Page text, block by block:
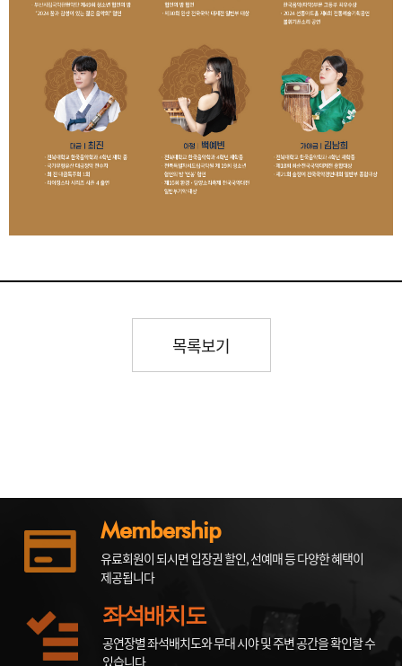
목록보기
Membership
유료회원이 되시면 입장권 할인, 선예매 등 다양한 혜택이
제공됩니다
좌석배치도
공연장별 좌석배치도와 무대 시야 및 주변 공간을 확인할 수
있습니다